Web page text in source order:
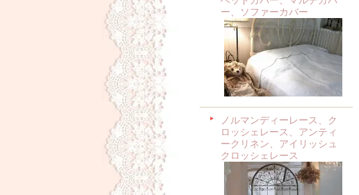
ー、ソファーカバー
ノルマンディーレース、ク
ロッシェレース、アンティ
ークリネン、アイリッシュ
クロッシェレース